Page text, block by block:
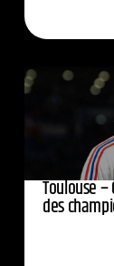
Toulouse –
des